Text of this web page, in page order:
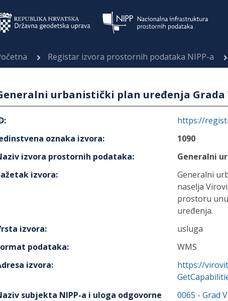
Registar izvora prostornih podataka NIPP-a
urbanistički plan uređenja Grada
:
https://
oznaka izvora:
1090
izvora prostornih podataka:
Generalni
izvora:
Generalni
naselja
prostoru
uređenja.
izvora:
usluga
podataka:
WMS
izvora:
https://
subjekta NIPP-a i uloga odgovorne
0065 - Grad